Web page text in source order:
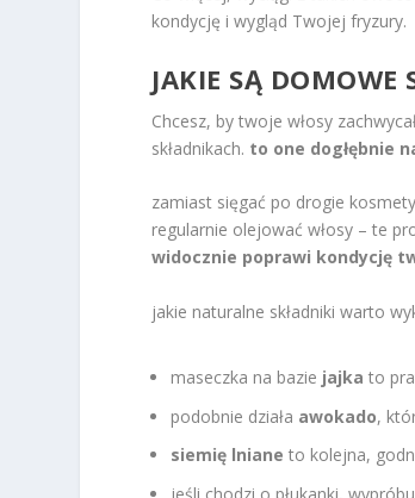
kondycję i wygląd Twojej fryzury.
JAKIE SĄ DOMOWE
Chcesz, by twoje włosy
składnikach. to one dogłębnie
zamiast sięgać po drogie
regularnie olejować włosy – te
widocznie poprawi kondycję
jakie naturalne składniki warto
maseczka na bazie jajka to
podobnie działa awokado,
siemię lniane to kolejna,